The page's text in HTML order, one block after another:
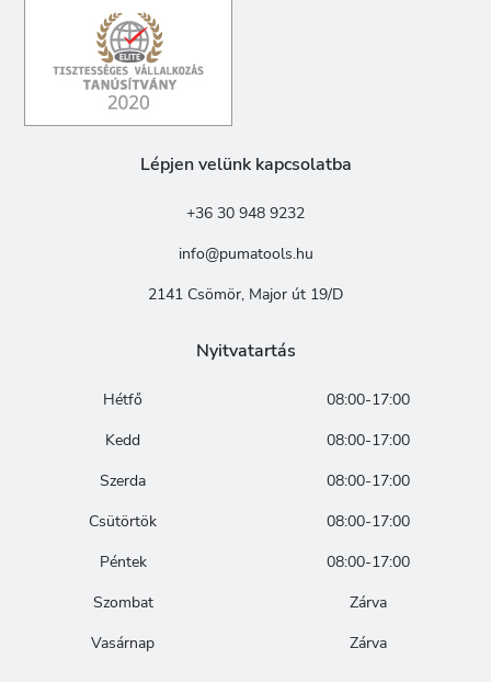
Lépjen velünk kapcsolatba
+36 30 948 9232
info@pumatools.hu
2141 Csömör, Major út 19/D
Nyitvatartás
Hétfő
08:00-17:00
Kedd
08:00-17:00
Szerda
08:00-17:00
Csütörtök
08:00-17:00
Péntek
08:00-17:00
Szombat
Zárva
Vasárnap
Zárva